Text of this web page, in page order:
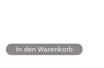
In den Warenkorb